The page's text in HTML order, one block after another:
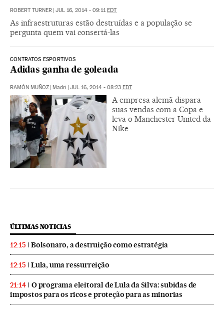
ROBERT TURNER | JUL 16, 2014 - 09:11EDT
As infraestruturas estão destruídas e a população se
pergunta quem vai consertá-las
CONTRATOS ESPORTIVOS
Adidas ganha de goleada
RAMÓN MUÑOZ | Madri | JUL 16, 2014 - 08:23 EDT
A empresa alemã dispara
suas vendas com a Copa e
leva o Manchester United da
Nike
ÚLTIMAS NOTICIAS
12:15 Bolsonaro, a destruição como estratégia
12:15 Lula, uma ressurreição
21:14
O programa eleitoral de Lula da Silva: subidas de
impostos para os ricos e proteção para as minorias